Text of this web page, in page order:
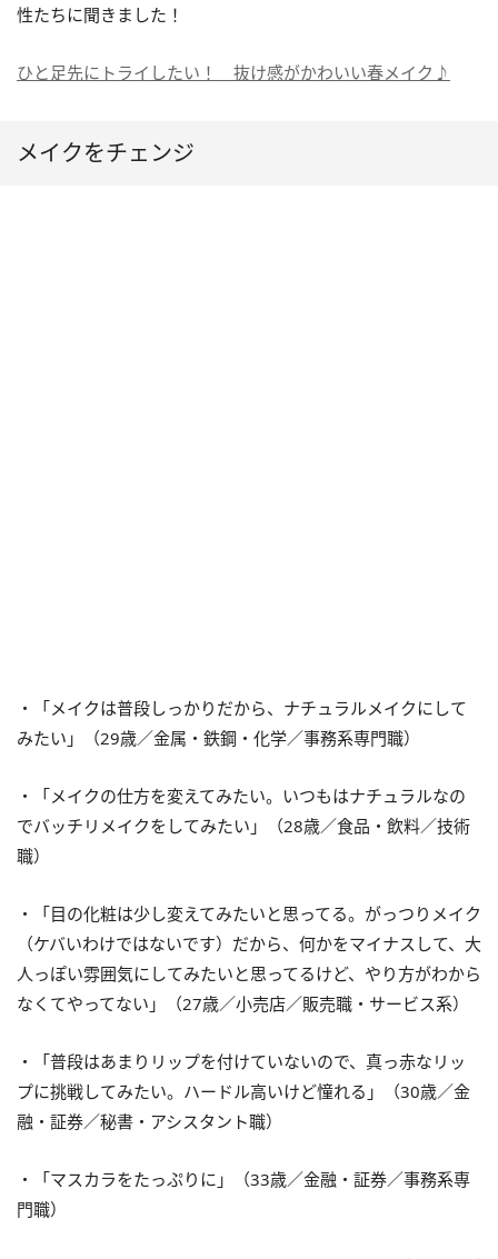
性たちに聞きました！
ひと足先にトライしたい！ 抜け感がかわいい春メイク♪
メイクをチェンジ
・「メイクは普段しっかりだから、ナチュラルメイクにして
みたい」（29歳／金属・鉄鋼・化学／事務系専門職）
・「メイクの仕方を変えてみたい。いつもはナチュラルなの
でバッチリメイクをしてみたい」（28歳／食品・飲料／技術
職）
・「目の化粧は少し変えてみたいと思ってる。がっつりメイク
（ケバいわけではないです）だから、何かをマイナスして、大
人っぽい雰囲気にしてみたいと思ってるけど、やり方がわから
なくてやってない」（27歳／小売店／販売職・サービス系）
・「普段はあまりリップを付けていないので、真っ赤なリッ
プに挑戦してみたい。ハードル高いけど憧れる」（30歳／金
融・証券／秘書・アシスタント職）
・「マスカラをたっぷりに」（33歳／金融・証券／事務系専
門職）